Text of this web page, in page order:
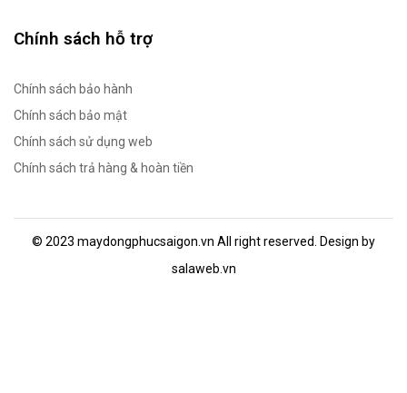
Chính sách hỗ trợ
Chính sách bảo hành
Chính sách bảo mật
Chính sách sử dụng web
Chính sách trả hàng & hoàn tiền
© 2023 maydongphucsaigon.vn All right reserved. Design by
salaweb.vn